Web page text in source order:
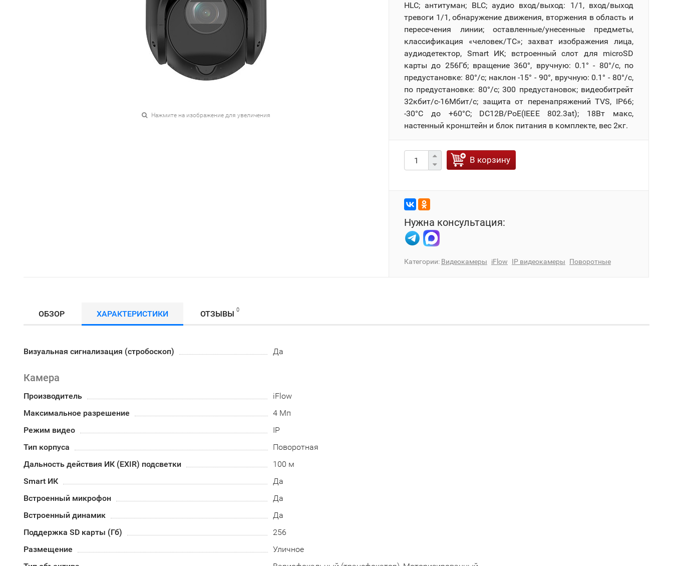
Нажмите на изображение для увеличения
HLC; антитуман; BLC; аудио вход/выход: 1/1, вход/выход
тревоги 1/1, обнаружение движения, вторжения в область и
пересечения линии; оставленные/унесенные предметы,
классификация «человек/ТС»; захват изображения лица,
аудиодетектор, Smart ИК; встроенный слот для microSD
карты до 256Гб; вращение 360°, вручную: 0.1° - 80°/с, по
предустановке: 80°/с; наклон -15° - 90°, вручную: 0.1° - 80°/с,
по предустановке: 80°/с; 300 предустановок; видеобитрейт
32кбит/с-16Мбит/с; защита от перенапряжений TVS, IP66;
-30°C до +60°C; DC12В/PoE(IEEE 802.3at); 18Вт макс,
настенный кронштейн и блок питания в комплекте, вес 2кг.
В корзину
Нужна консультация:
Категории: Видеокамеры iFlow IP видеокамеры Поворотные
ОБЗОР ХАРАКТЕРИСТИКИ ОТЗЫВЫ 0
Визуальная сигнализация (стробоскоп) Да
Камера
Производитель
iFlow
Максимальное разрешение
4 Мп
Режим видео
IP
Тип корпуса
Поворотная
Дальность действия ИК (EXIR) подсветки
100 м
Smart ИК
Да
Встроенный микрофон
Да
Встроенный динамик
Да
Поддержка SD карты (Гб)
256
Размещение
Уличное